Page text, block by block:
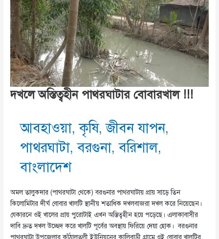
রহমান
দখলে অস্তিত্বহীন পাথরঘাটার বোবারখাল !!!
আবহাওয়া,কৃষি,জীবন যাপন,
পাথরঘাটা,বরগুনা,বরিশাল,
বাংলাদেশ
অমল তালুকদার (পাথরঘাটা থেকে) বরগুনার পাথরঘাটায় প্রায় সাড়ে তিন
কিলোমিটার দীর্ঘ বোবার খালটি স্থানীয় শতাধিক দখলবাজরা দখল করে নিয়েছেন।
যেকারনে ওই খালের প্রায় পুরোটাই এখন অস্তিত্বহীন হয়ে পড়েছে। এলাকাবাসীর
দাবি দ্রুত দখল উচ্ছেদ করে খালটি পূর্বের অবস্থায় ফিরিয়ে দেয়া হোক। বরগুনার
পাথরঘাটা উপজেলার কাঁঠালতলী ইউনিয়নের কালিবাড়ী গ্রামে ওই বোবার খালটির